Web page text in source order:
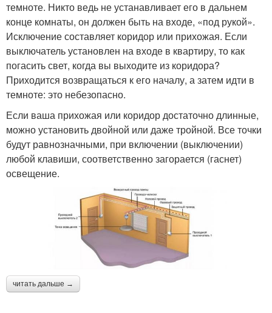
темноте. Никто ведь не устанавливает его в дальнем
конце комнаты, он должен быть на входе, «под рукой».
Исключение составляет коридор или прихожая. Если
выключатель установлен на входе в квартиру, то как
погасить свет, когда вы выходите из коридора?
Приходится возвращаться к его началу, а затем идти в
темноте: это небезопасно.
Если ваша прихожая или коридор достаточно длинные,
можно установить двойной или даже тройной. Все точки
будут равнозначными, при включении (выключении)
любой клавиши, соответственно загорается (гаснет)
освещение.
читать дальше →